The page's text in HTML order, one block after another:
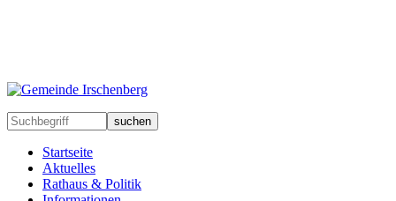
suchen
Startseite
Aktuelles
Rathaus & Politik